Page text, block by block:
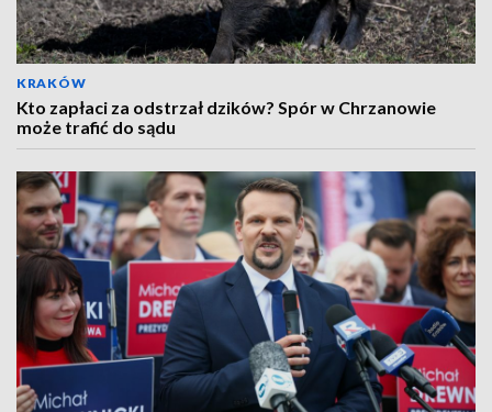
KRAKÓW
Kto zapłaci za odstrzał dzików? Spór w Chrzanowie
może trafić do sądu